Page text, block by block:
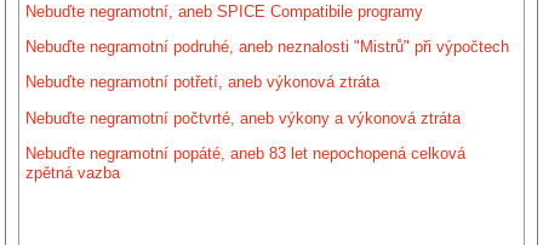
Nebuďte negramotní, aneb SPICE Compatibile programy
Nebuďte negramotní podruhé, aneb neznalosti "Mistrů" při výpočtech
Nebuďte negramotní potřetí, aneb výkonová ztráta
Nebuďte negramotní počtvrté, aneb výkony a výkonová ztráta
Nebuďte negramotní popáté, aneb 83 let nepochopená celková
zpětná vazba